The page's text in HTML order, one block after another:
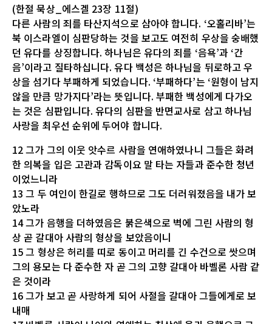
(한절 묵상_에스겔 23장 11절)
다른 사람의 죄를 타산지석으로 삼아야 합니다. ‘오홀리바’는
북 이스라엘이 심판당하는 것을 보고도 여전히 우상을 숭배했
던 유다를 상징합니다. 하나님은 유다의 죄를 ‘음욕’과 ‘간
음’이라고 질타하십니다. 유다 백성은 하나님을 뒤로하고 우
상을 섬기다 부패하게 되었습니다. ‘부패하다’는 ‘원형이 남지
않을 만큼 망가지다’라는 뜻입니다. 부패한 백성에게 다가오
는 것은 심판입니다. 유다의 심판을 반면교사로 삼고 하나님
사랑을 최우선 순위에 두어야 합니다.
12 그가 그의 이웃 앗수르 사람을 연애하였나니 그들은 화려
한 의복을 입은 고관과 감독이요 말 타는 자들과 준수한 청년
이었느니라
13 그 두 여인이 한길로 행하므로 그도 더러워졌음을 내가 보
았노라
14 그가 음행을 더하였음은 붉은색으로 벽에 그린 사람의 형
상 곧 갈대아 사람의 형상을 보았음이니
15 그 형상은 허리를 띠로 동이고 머리를 긴 수건으로 쌋으며
그의 용모는 다 준수한 자 곧 그의 고향 갈대아 바벨론 사람 같
은 것이라
16 그가 보고 곧 사랑하게 되어 사절을 갈대아 그들에게로 보
내매